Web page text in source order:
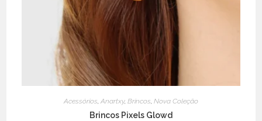
Acessórios, Anartxy, Brincos, Nova Coleção
Brincos Pixels Glowd